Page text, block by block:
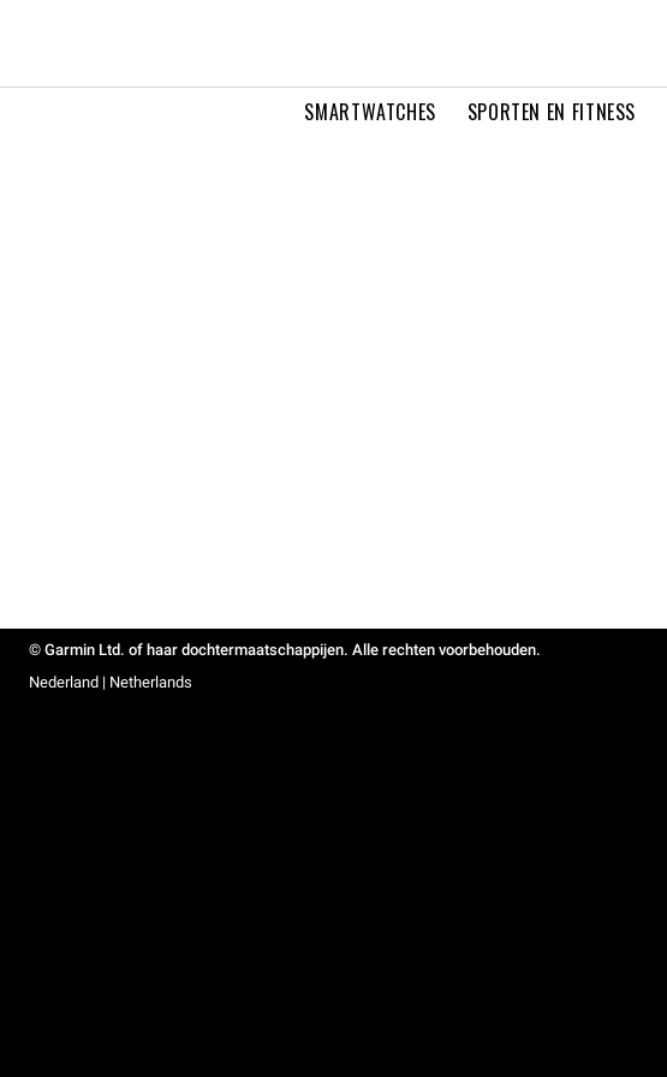
SMARTWATCHES SPORTEN EN FITNESS
© Garmin Ltd. of haar dochtermaatschappijen. Alle rechten voorbehouden.
Nederland | Netherlands